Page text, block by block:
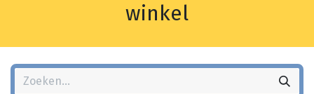
winkel